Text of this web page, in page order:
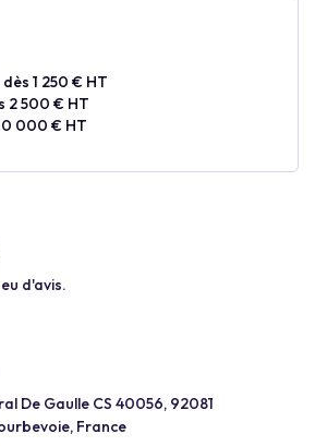
dès 1 250 € HT
2 500 € HT
000 € HT
d'avis.
De Gaulle CS 40056, 92081
France